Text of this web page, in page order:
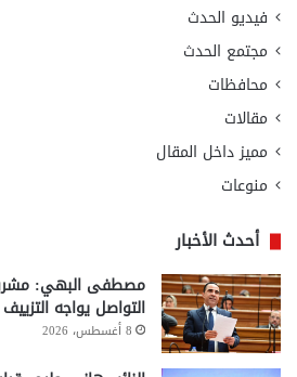
فيديو الحدث
مجتمع الحدث
محافظات
مقالات
مميز داخل المقال
منوعات
أحدث الأخبار
مصطفى البهي:
التواصل يواجه
8 أغسطس، 2026